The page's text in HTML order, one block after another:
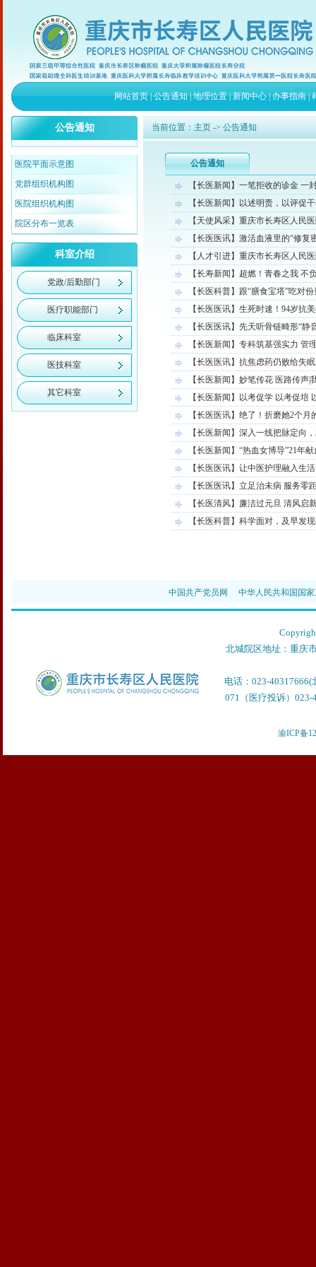
网站首页|公告通知|地理位置|新闻中心|办事指南|
公告通知
医院平面示意图
党群组织机构图
医院组织机构图
院区分布一览表
科室介绍
党政/后勤部门
医疗职能部门
临床科室
医技科室
其它科室
当前位置： 主页 -> 公告通知
公告通知
【长医新闻】一笔拒收的诊金 一
【长医新闻】以述明责，以评促
【天使风采】重庆市长寿区人民
【长医医讯】激活血液里的“修
【人才引进】重庆市长寿区人民
【长寿新闻】超燃！青春之我 不
【长医科普】跟“膳食宝塔”吃对
【长医医讯】生死时速！94岁抗
【长医医讯】先天听骨链畸形“
【长医新闻】专科筑基强实力
【长医医讯】抗焦虑药仍败给失
【长医新闻】妙笔传花 医路传声
【长医新闻】以考促学 以考促培
【长医医讯】绝了！折磨她2个
【长医新闻】深入一线把脉定
【长医新闻】“热血女博导”21年
【长医医讯】让中医护理融入生
【长医医讯】立足治未病 服务零
【长医清风】廉洁过元旦 清风启
【长医科普】科学面对，及早
中国共产党员网 中华人民共和国国
北城院区地址：重庆
电话：023-
071（医疗投诉）023-
渝ICP备